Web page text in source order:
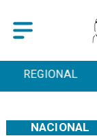
ENTRETENCIÓN
NACIONAL